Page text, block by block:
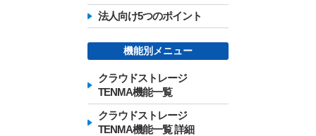
法人向け5つのポイント
機能別メニュー
クラウドストレージ
TENMA機能一覧
クラウドストレージ
TENMA機能一覧 詳細